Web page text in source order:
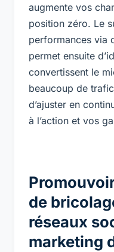
augmente vos
position zéro. Le
performances via
permet ensuite
convertissent le
beaucoup de
d’ajuster en
à l’action et vos
de
réseaux
marketing